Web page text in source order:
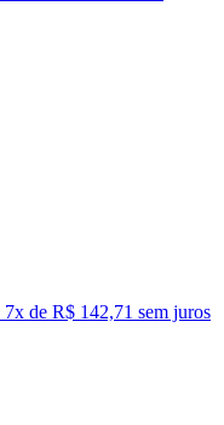
7x de R$ 142,71 sem juros